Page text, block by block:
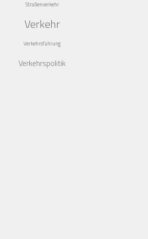
Straßenverkehr
Verkehr
Verkehrsführung
Verkehrspolitik